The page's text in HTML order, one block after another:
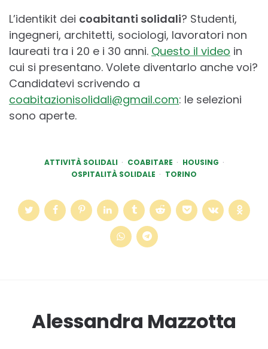
L’identikit dei coabitanti solidali? Studenti,
ingegneri, architetti, sociologi, lavoratori non
laureati tra i 20 e i 30 anni. Questo il video in
cui si presentano. Volete diventarlo anche voi?
Candidatevi scrivendo a
coabitazionisolidali@gmail.com: le selezioni
sono aperte.
ATTIVITÀ SOLIDALI COABITARE
HOUSING
OSPITALITÀ SOLIDALE
TORINO
Alessandra Mazzotta